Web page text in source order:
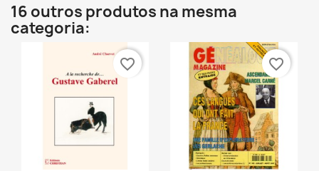
16 outros produtos na mesma
categoria:
favorite_border favorite_border